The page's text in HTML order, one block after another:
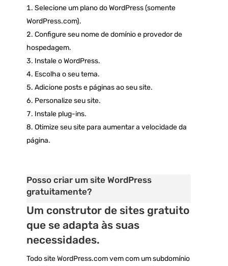
Selecione um plano do WordPress (somente
WordPress.com).
Configure seu nome de domínio e provedor de
hospedagem.
Instale o WordPress.
Escolha o seu tema.
Adicione posts e páginas ao seu site.
Personalize seu site.
Instale plug-ins.
Otimize seu site para aumentar a velocidade da
página.
Posso criar um site WordPress
gratuitamente?
Um construtor de sites gratuito
que se adapta às suas
necessidades.
Todo site WordPress.com vem com um subdomínio